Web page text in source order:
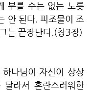
부를 수는 없는 노릇
안 된다. 피조물이 조
는 끝장난다.(창3장)
나님이 자신이 상상
라서 혼란스러워한